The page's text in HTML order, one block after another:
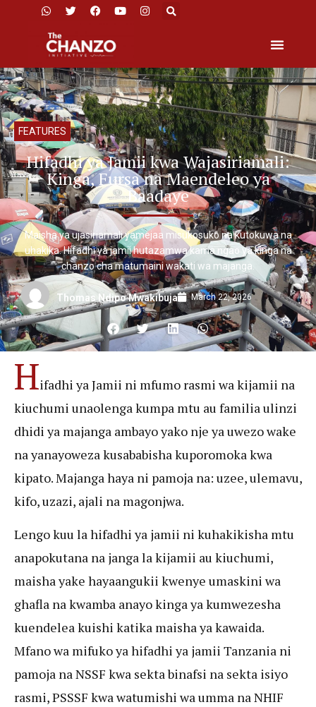
FEATURES
Hifadhi ya Jamii kwa Wajasiriamali:
Kinga, Fursa na Maendeleo ya
Baadaye
Maisha ya ujasiriamali yamejaa misukosuko na kutokuwa na
uhakika. Hifadhi ya jamii hutazamwa kama ngao ya kinga na
chanzo cha matumaini wakati wa majanga.
Thomas Ndipo Mwakibuja March 22, 2026
Hifadhi ya Jamii ni mfumo rasmi wa kijamii na
kiuchumi unaolenga kumpa mtu au familia ulinzi
dhidi ya majanga ambayo yako nje ya uwezo wake
na yanayoweza kusababisha kuporomoka kwa
kipato. Majanga haya ni pamoja na: uzee, ulemavu,
kifo, uzazi, ajali na magonjwa.
Lengo kuu la hifadhi ya jamii ni kuhakikisha mtu
anapokutana na janga la kijamii au kiuchumi,
maisha yake hayaangukii kwenye umaskini wa
ghafla na kwamba anayo kinga ya kumwezesha
kuendelea kuishi katika maisha ya kawaida.
Mfano wa mifuko ya hifadhi ya jamii Tanzania ni
pamoja na NSSF kwa sekta binafsi na sekta isiyo
rasmi, PSSSF kwa watumishi wa umma na NHIF